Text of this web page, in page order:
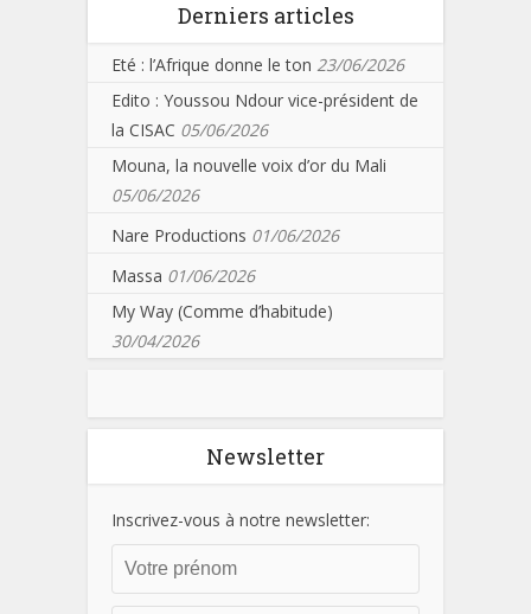
Derniers articles
Eté : l’Afrique donne le ton 23/06/2026
Edito : Youssou Ndour vice-président de
la CISAC 05/06/2026
Mouna, la nouvelle voix d’or du Mali
05/06/2026
Nare Productions 01/06/2026
Massa 01/06/2026
My Way (Comme d’habitude)
30/04/2026
Newsletter
Inscrivez-vous à notre newsletter: